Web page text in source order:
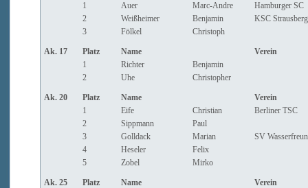
1
Auer Marc-Andre
Hamburger SC
2
Weißheimer Benjamin
KSC
3
Fölkel Christoph
Ak. 17 Platz Name
Verein
1
Richter
Benjamin
2
Uhe Christopher
Ak. 20 Platz Name
Verein
1
Eife Christian
Berliner TSC
2
Sippmann
Paul
3
Golldack Marian
SV
4
Heseler
Felix
5
Zobel Mirko
Ak. 25 Platz Name
Verein